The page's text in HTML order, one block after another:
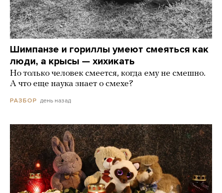
Шимпанзе и гориллы умеют смеяться как
люди, а крысы — хихикать
Но только человек смеется, когда ему не смешно.
А что еще наука знает о смехе?
РАЗБОР день назад